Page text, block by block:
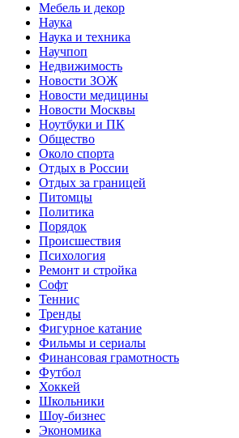
Мебель и декор
Наука
Наука и техника
Научпоп
Недвижимость
Новости ЗОЖ
Новости медицины
Новости Москвы
Ноутбуки и ПК
Общество
Около спорта
Отдых в России
Отдых за границей
Питомцы
Политика
Порядок
Происшествия
Психология
Ремонт и стройка
Софт
Теннис
Тренды
Фигурное катание
Фильмы и сериалы
Финансовая грамотность
Футбол
Хоккей
Школьники
Шоу-бизнес
Экономика